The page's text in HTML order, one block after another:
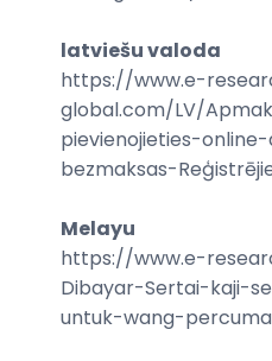
latviešu valoda
https://www.e-
global.com/LV/
pievienojieties-
bezmaksas-
Melayu
https://www.e-
Dibayar-Sertai-kaji-
untuk-wang-percuma